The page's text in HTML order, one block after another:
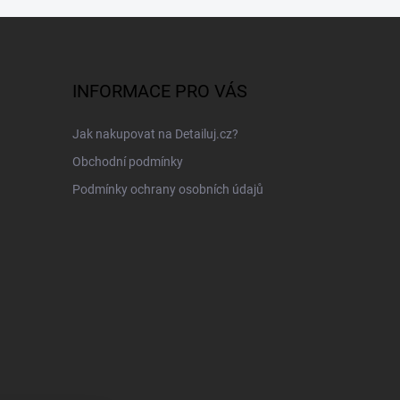
INFORMACE PRO VÁS
Jak nakupovat na Detailuj.cz?
Obchodní podmínky
Podmínky ochrany osobních údajů